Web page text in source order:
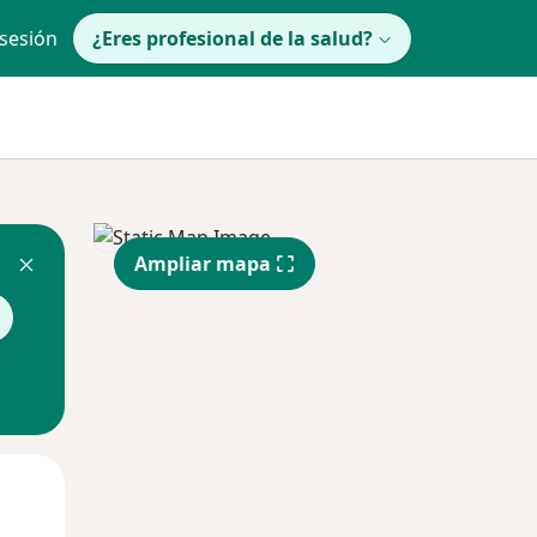
¿Eres profesional de la salud?
Ampliar mapa